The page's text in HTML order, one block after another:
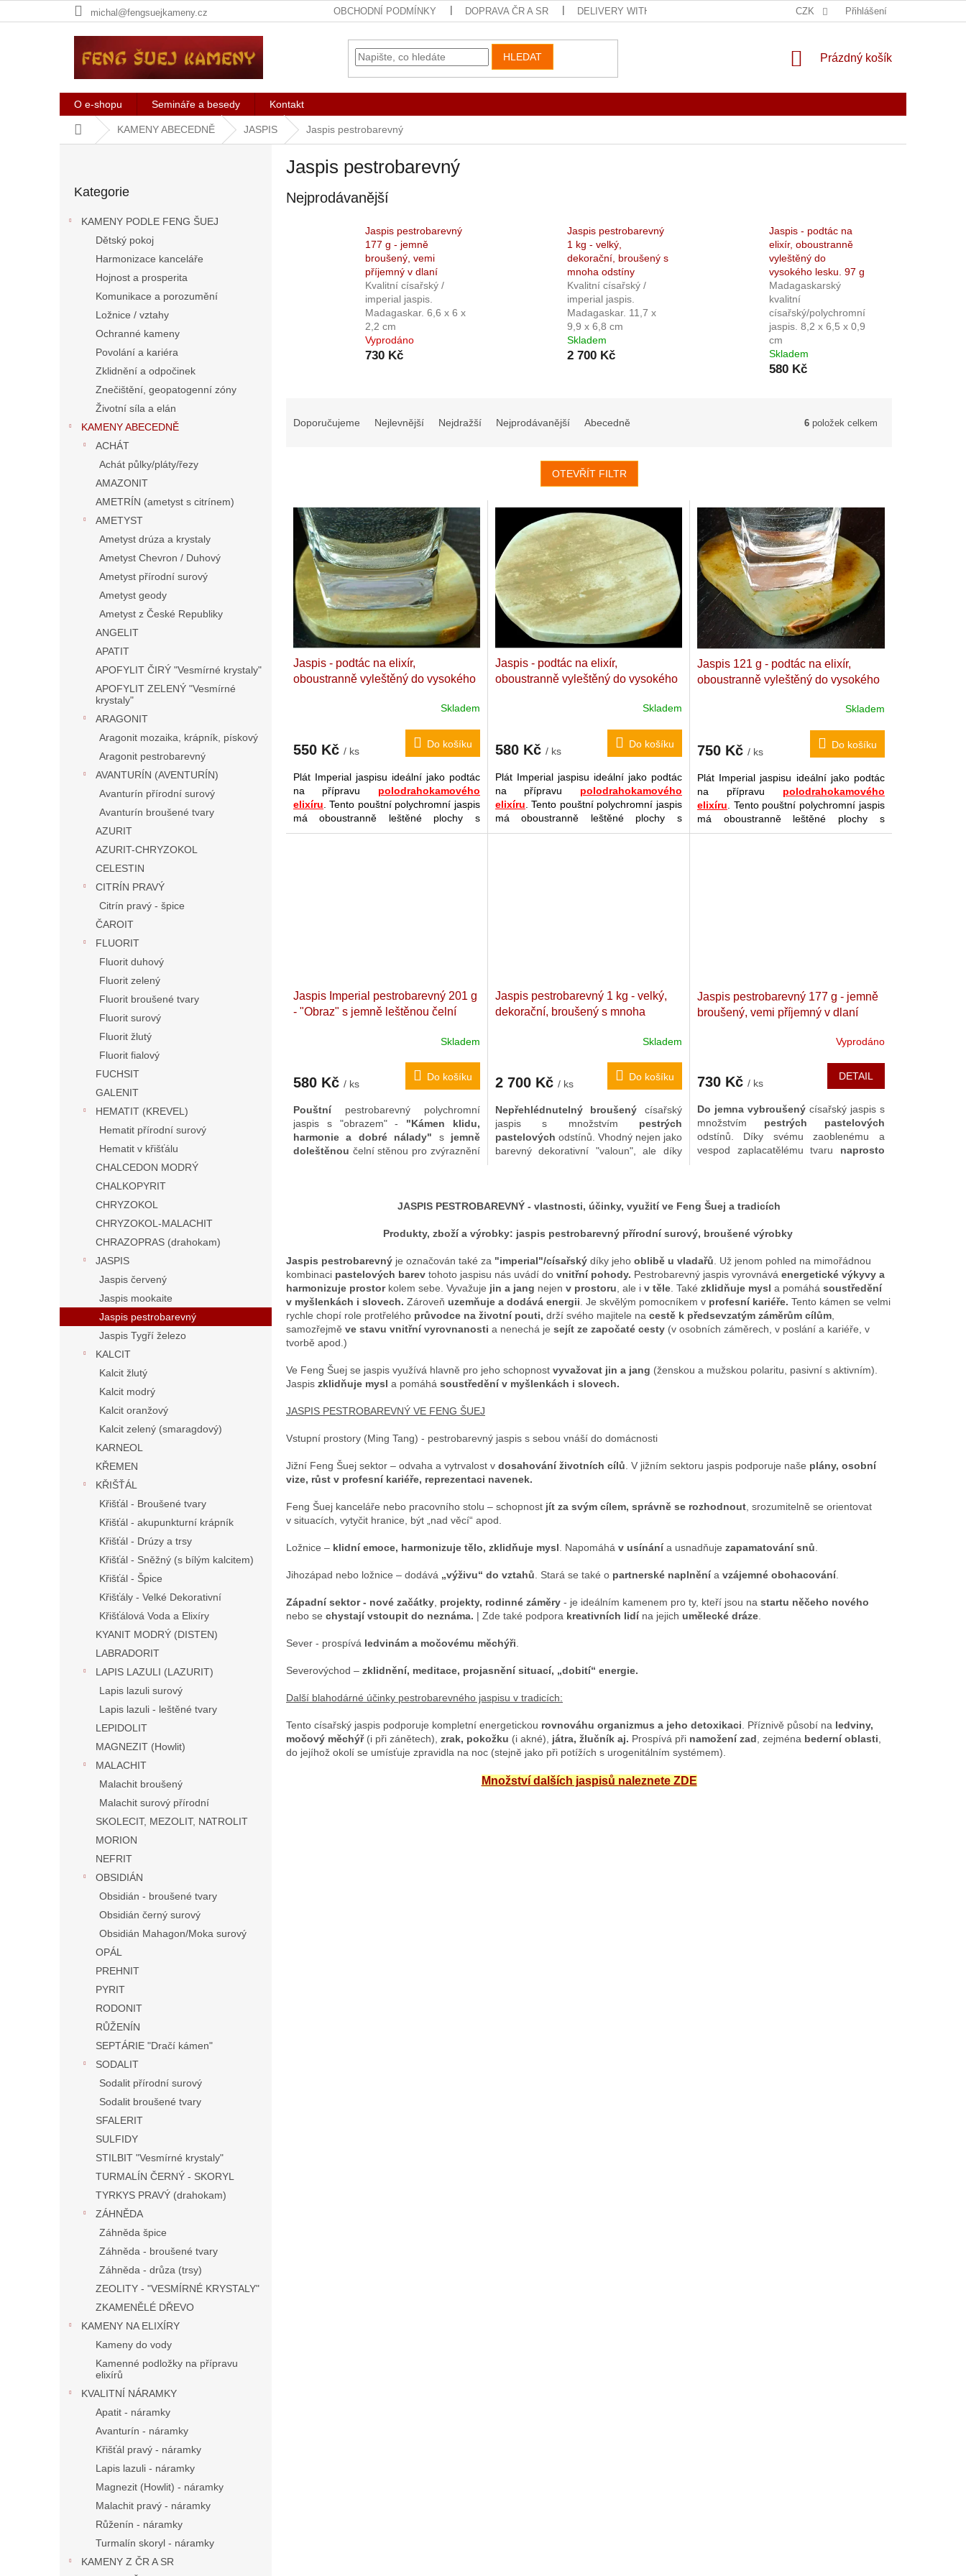
na
michal@fengsuejkameny.cz OBCHODNÍ PODMÍNKY DOPRAVA ČR A SR DELIVERY WITHIN EUROPE POUČENÍ O PRÁVU NA
CZK Přihlášení
HLEDAT
NÁKUPNÍ
Prázdný košík
O e-shopu Semináře a besedy Kontakt
Domů KAMENY ABECEDNĚ JASPIS Jaspis pestrobarevný
kategorie
Kategorie
KAMENY PODLE FENG ŠUEJ
Dětský pokoj
Harmonizace kanceláře
Hojnost a prosperita
Komunikace a porozumění
Ložnice / vztahy
Ochranné kameny
Povolání a kariéra
Zklidnění a odpočinek
Znečištění, geopatogenní zóny
Životní síla a elán
KAMENY ABECEDNĚ
ACHÁT
Achát půlky/pláty/řezy
AMAZONIT
AMETRÍN (ametyst s citrínem)
AMETYST
Ametyst drúza a krystaly
Ametyst Chevron / Duhový
Ametyst přírodní surový
Ametyst geody
Ametyst z České Republiky
ANGELIT
APATIT
APOFYLIT ČIRÝ "Vesmírné krystaly"
APOFYLIT ZELENÝ "Vesmírné
krystaly"
ARAGONIT
Aragonit mozaika, krápník, pískový
Aragonit pestrobarevný
AVANTURÍN (AVENTURÍN)
Avanturín přírodní surový
Avanturín broušené tvary
AZURIT
AZURIT-CHRYZOKOL
CELESTIN
CITRÍN PRAVÝ
Citrín pravý - špice
ČAROIT
FLUORIT
Fluorit duhový
Fluorit zelený
Fluorit broušené tvary
Fluorit surový
Fluorit žlutý
Fluorit fialový
FUCHSIT
GALENIT
HEMATIT (KREVEL)
Hematit přírodní surový
Hematit v křišťálu
CHALCEDON MODRÝ
CHALKOPYRIT
CHRYZOKOL
CHRYZOKOL-MALACHIT
CHRAZOPRAS (drahokam)
JASPIS
Jaspis červený
Jaspis mookaite
Jaspis pestrobarevný
Jaspis Tygří železo
KALCIT
Kalcit žlutý
Kalcit modrý
Kalcit oranžový
Kalcit zelený (smaragdový)
KARNEOL
KŘEMEN
KŘIŠŤÁL
Křišťál - Broušené tvary
Křišťál - akupunkturní krápník
Křišťál - Drúzy a trsy
Křišťál - Sněžný (s bílým kalcitem)
Křišťál - Špice
Křišťály - Velké Dekorativní
Křišťálová Voda a Elixíry
KYANIT MODRÝ (DISTEN)
LABRADORIT
LAPIS LAZULI (LAZURIT)
Lapis lazuli surový
Lapis lazuli - leštěné tvary
LEPIDOLIT
MAGNEZIT (Howlit)
MALACHIT
Malachit broušený
Malachit surový přírodní
SKOLECIT, MEZOLIT, NATROLIT
MORION
NEFRIT
OBSIDIÁN
Obsidián - broušené tvary
Obsidián černý surový
Obsidián Mahagon/Moka surový
OPÁL
PREHNIT
PYRIT
RODONIT
RŮŽENÍN
SEPTÁRIE "Dračí kámen"
SODALIT
Sodalit přírodní surový
Sodalit broušené tvary
SFALERIT
SULFIDY
STILBIT "Vesmírné krystaly"
TURMALÍN ČERNÝ - SKORYL
TYRKYS PRAVÝ (drahokam)
ZÁHNĚDA
Záhněda špice
Záhněda - broušené tvary
Záhněda - drůza (trsy)
ZEOLITY - "VESMÍRNÉ KRYSTALY"
ZKAMENĚLÉ DŘEVO
KAMENY NA ELIXÍRY
Kameny do vody
Kamenné podložky na přípravu
elixírů
KVALITNÍ NÁRAMKY
Apatit - náramky
Avanturín - náramky
Křišťál pravý - náramky
Lapis lazuli - náramky
Magnezit (Howlit) - náramky
Malachit pravý - náramky
Růženín - náramky
Turmalín skoryl - náramky
KAMENY Z ČR A SR
Jaspis pestrobarevný
Nejprodávanější
Jaspis pestrobarevný
177 g - jemně
broušený, vemi
příjemný v dlaní
Kvalitní císařský /
imperial jaspis.
Madagaskar. 6,6 x 6 x
2,2 cm
Vyprodáno
730 Kč
Jaspis pestrobarevný
1 kg - velký,
dekorační, broušený s
mnoha odstíny
Kvalitní císařský /
imperial jaspis.
Madagaskar. 11,7 x
9,9 x 6,8 cm
Skladem
2 700 Kč
Jaspis - podtác na
elixír, oboustranně
vyleštěný do
vysokého lesku. 97 g
Madagaskarský
kvalitní
císařský/polychromní
jaspis. 8,2 x 6,5 x 0,9
cm
Skladem
580 Kč
Doporučujeme Nejlevnější Nejdražší Nejprodávanější Abecedně 6 položek celkem
OTEVŘÍT FILTR
V
Jaspis - podtác na elixír,
oboustranně vyleštěný do vysokého
císařský/polychromní jaspis. 9,1 x
Skladem
550 Kč / ks
Do košíku
Plát Imperial jaspisu ideální jako podtác
na přípravu polodrahokamového
elixíru . Tento pouštní polychromní jaspis
má oboustranně leštěné plochy s
vysokým leskem. Tato odrůda
Jaspis - podtác na elixír,
oboustranně vyleštěný do vysokého
císařský/polychromní jaspis. 8,2 x
Skladem
580 Kč / ks
Do košíku
Plát Imperial jaspisu ideální jako podtác
na přípravu polodrahokamového
elixíru . Tento pouštní polychromní jaspis
má oboustranně leštěné plochy s
vysokým leskem. Tato odrůda
Jaspis 121 g - podtác na elixír,
oboustranně vyleštěný do vysokého
císařský/polychromní jaspis. 10 x 7,4
Skladem
750 Kč / ks
Do košíku
Plát Imperial jaspisu ideální jako podtác
na přípravu polodrahokamového
elixíru . Tento pouštní polychromní jaspis
má oboustranně leštěné plochy s
vysokým leskem. Tato odrůda
Jaspis Imperial pestrobarevný 201 g
- "Obraz" s jemně leštěnou čelní
Madagaskarský kvalitní císařskýSkladem
580 Kč / ks
Do košíku
Pouštní pestrobarevný polychromní
jaspis s "obrazem" - "Kámen klidu,
harmonie a dobré nálady" s jemně
doleštěnou čelní stěnou pro zvýraznění
Jaspis pestrobarevný 1 kg - velký,
dekorační, broušený s mnoha
jaspis. Madagaskar. 11,7 x 9,9 x 6,8
Skladem
2 700 Kč / ks
Do košíku
Nepřehlédnutelný broušený císařský
jaspis s množstvím pestrých
pastelových odstínů. Vhodný nejen jako
barevný dekorativní "valoun", ale díky
energetické výkyvyaharmonizuje
Jaspis pestrobarevný 177 g - jemně
broušený, vemi příjemný v dlaní
Madagaskar. 6,6 x 6 x 2,2 cmVyprodáno
730 Kč / ks
DETAIL
Do jemna vybroušený císařský jaspis s
množstvím pestrých pastelových
odstínů. Díky svému zaoblenému a
vespod zaplacatělému tvaru naprosto
rozmanitosti je vhodný jako pomocník
celkovévyrovnanosti
l
d
c
p
r
v
k
ý
p
JASPIS PESTROBAREVNÝ - vlastnosti, účinky, využití ve Feng Šuej a tradicích
Produkty, zboží a výrobky: jaspis pestrobarevný přírodní surový, broušené výrobky
Jaspis pestrobarevný je označován také za "imperial"/císařský díky jeho oblibě u vladařů . Už jenom pohled na mimořádnou
kombinaci pastelových barev tohoto jaspisu nás uvádí do vnitřní pohody. Pestrobarevný jaspis vyrovnává energetické výkyvy a
harmonizuje prostorkolem sebe. Vyvažuje jin a jang nejen v prostoru , ale i v těle . Také zklidňuje mysl a pomáhá soustředění
v myšlenkách i slovech. Zároveň uzemňuje a dodává energii . Je skvělým pomocníkem v profesní kariéře. Tento kámen se velmi
rychle chopí role protřelého průvodce na životní pouti, drží svého majitele na cestě k předsevzatým záměrům cílům
samozřejmě ve stavu vnitřní vyrovnanosti a nenechá je sejít ze započaté cesty (v osobních záměrech, v poslání a kariéře, v
tvorbě apod.)
Ve Feng Šuej se jaspis využívá hlavně pro jeho schopnost vyvažovat jin a jang (ženskou a mužskou polaritu, pasivní s aktivním).
Jaspis zklidňuje mysl a pomáhá soustředění v myšlenkách i slovech.
JASPIS PESTROBAREVNÝ VE FENG ŠUEJ
Vstupní prostory (Ming Tang) - pestrobarevný jaspis s sebou vnáší do domácnosti
Jižní Feng Šuej sektor – odvaha a vytrvalost v dosahování životních cílů . V jižním sektoru jaspis podporuje naše plány, osobní
vize, růst v profesní kariéře, reprezentaci navenek.
Feng Šuej kanceláře nebo pracovního stolu – schopnost jít za svým cílem, správně se rozhodnout , srozumitelně se orientovat
v situacích, vytyčit hranice, být „nad věcí“ apod.
Ložnice – klidní emoce, harmonizuje tělo, zklidňuje mysl . Napomáhá v usínánía usnadňuje zapamatování snů
Jihozápad nebo ložnice – dodává „výživu“ do vztahů . Stará se také o partnerské naplněnía vzájemné obohacování.
Západní sektor - nové začátky projekty, rodinné záměry - je ideálním kamenem pro ty, kteří jsou na startu něčeho nového
nebo se chystají vstoupit do neznáma. | Zde také podpora kreativních lidí na jejich umělecké dráze
Sever - prospívá ledvinám a močovému měchýři
Severovýchod – zklidnění, meditace, projasnění situací, „dobití“ energie.
Další blahodárné účinky pestrobarevného jaspisu v tradicích:
Tento císařský jaspis podporuje kompletní energetickou rovnováhu organizmus a jeho detoxikaci . Příznivě působí na ledviny,
močový měchýř(i při zánětech), zrak, pokožku (i akné), játra, žlučník aj. Prospívá při namožení zad , zejména bederní oblasti
do jejíhož okolí se umísťuje zpravidla na noc (stejně jako při potížích s urogenitálním systémem).
Množství dalších jaspisů naleznete ZDE